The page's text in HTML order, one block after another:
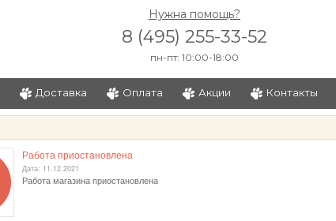
Нужна помощь?
8 (495) 255-33-52
пн-пт: 10:00-18:00
Доставка Оплата Акции Контакты
Работа приостановлена
Дата: 11.12.2021
Работа магазина приостановлена